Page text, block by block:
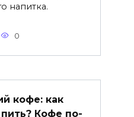
напитка.
0
кофе: как
пить? Кофе по-